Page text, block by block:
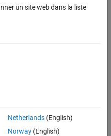
Pi hardware that measure
Pi hardware that track motion
this information?
un site web dans la liste
Netherlands(English)
Norway(English)